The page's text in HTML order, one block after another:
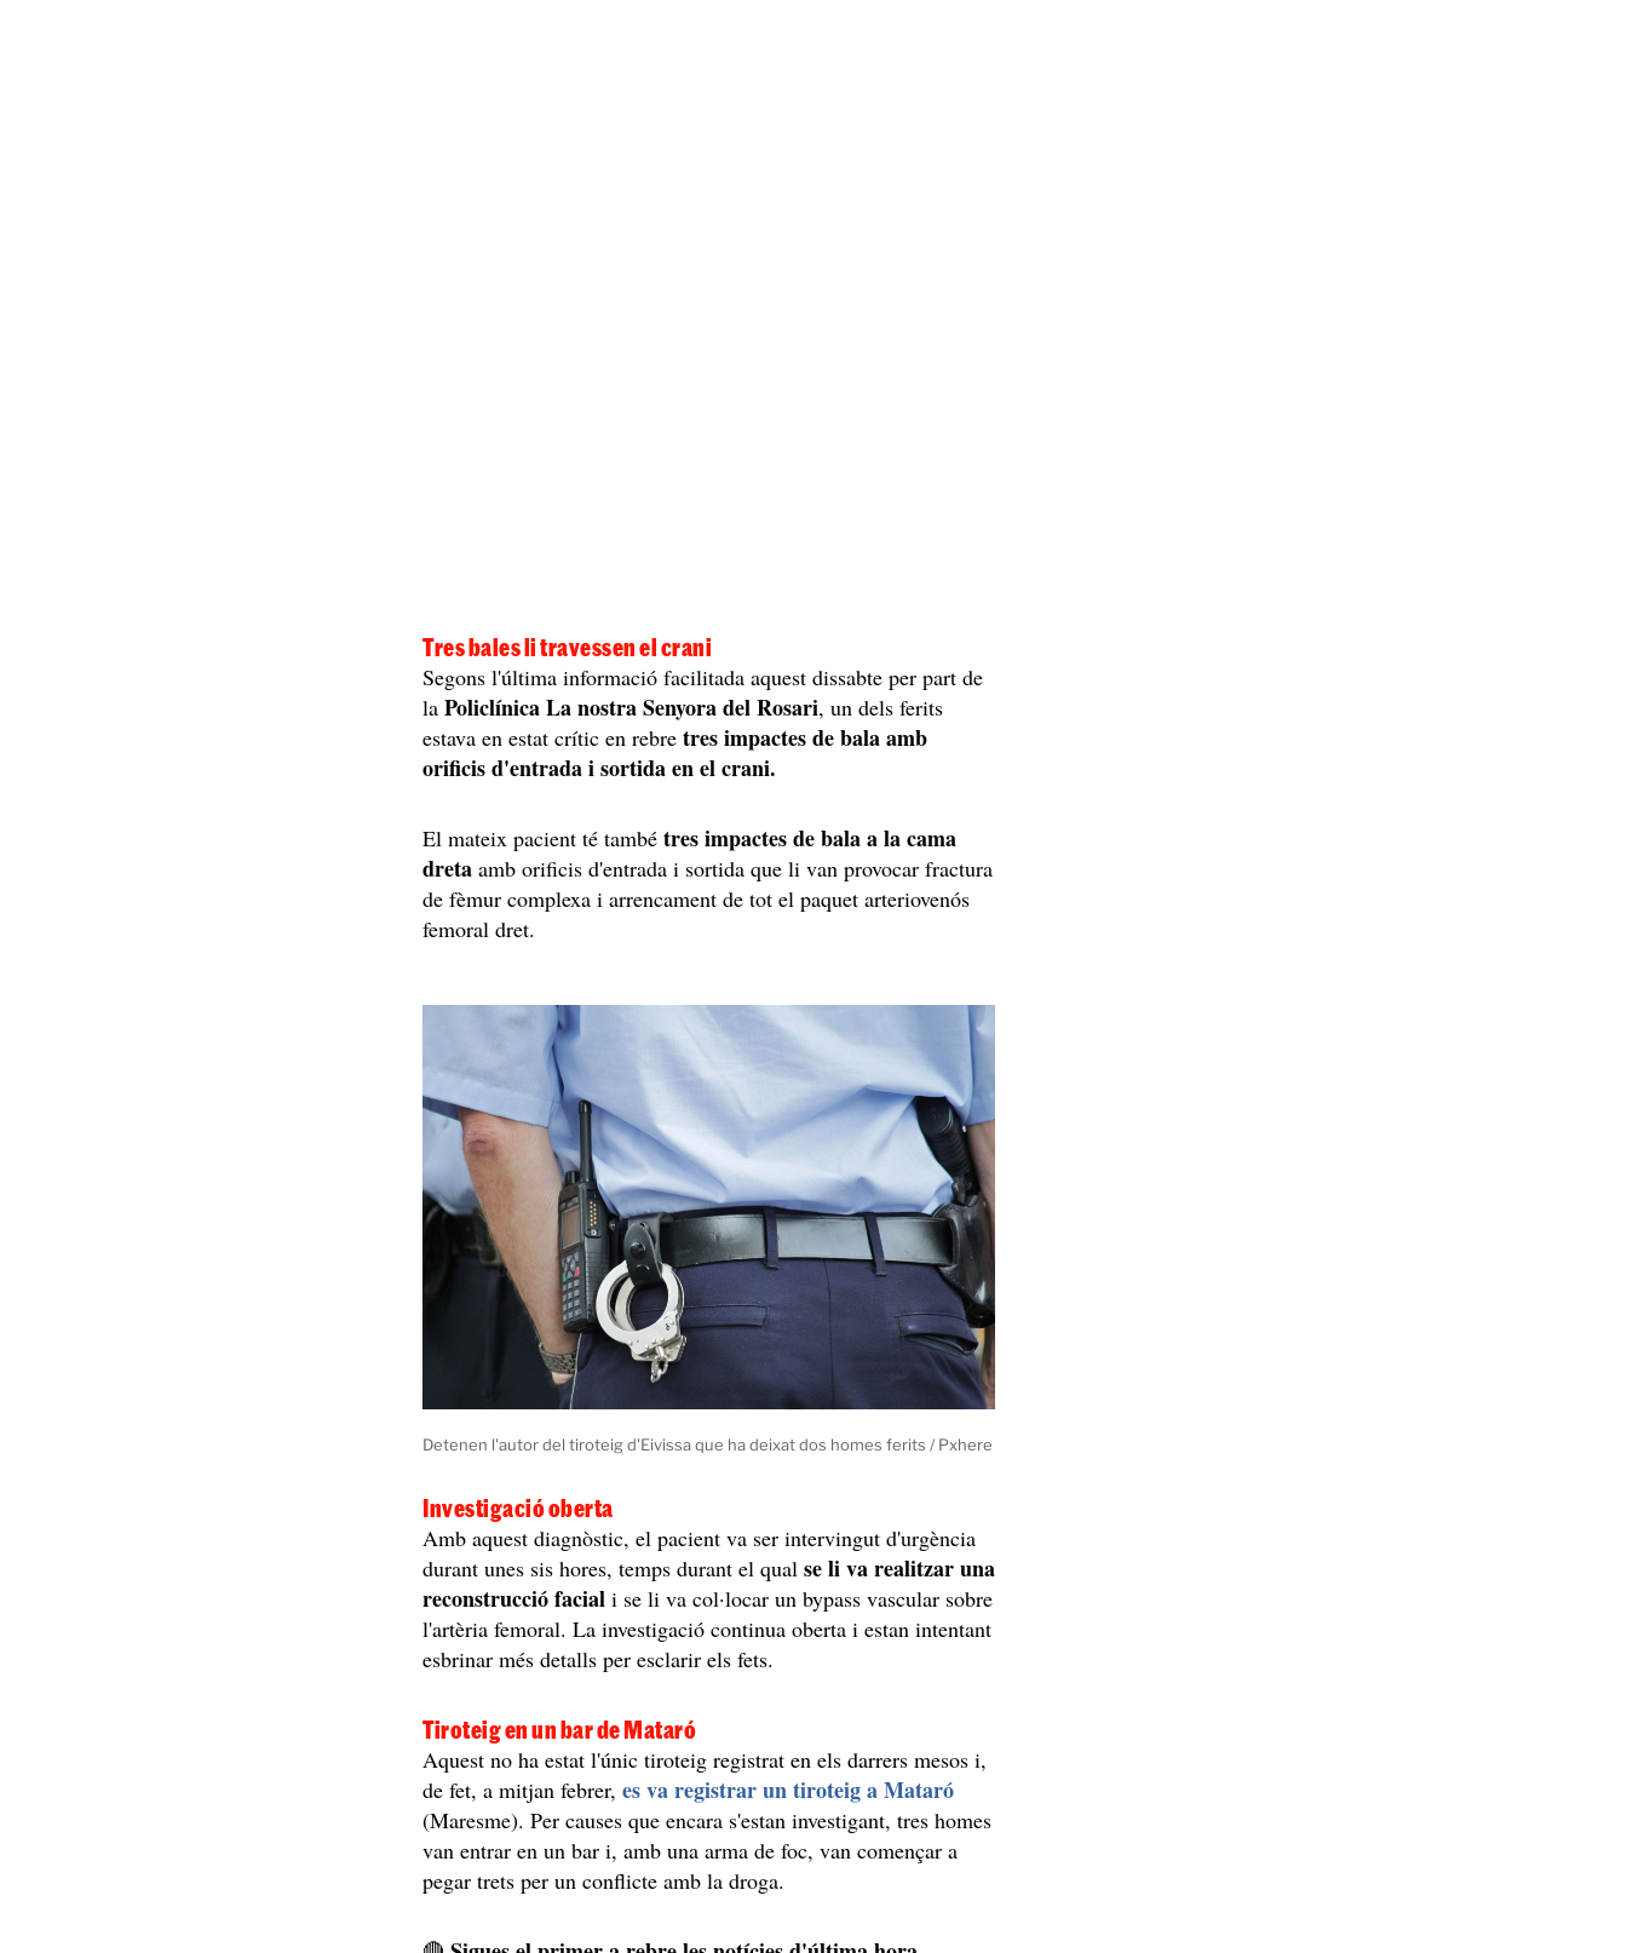
Tres bales li travessen el crani
Segons l'última informació facilitada aquest dissabte per part de
laPoliclínica La nostra Senyora del Rosari, un dels ferits
estava en estat crític en rebretres impactes de bala amb
orificis d'entrada i sortida en el crani.
El mateix pacient té també tres impactes de bala a la cama
dretaamb orificis d'entrada i sortida que li van provocar fractura
de fèmur complexa i arrencament de tot el paquet arteriovenós
femoral dret.
Detenen l'autor del tiroteig d'Eivissa que ha deixat dos homes ferits / Pxhere
Investigació oberta
Amb aquest diagnòstic, el pacient va ser intervingut d'urgència
durant unes sis hores, temps durant el qualse li va realitzar una
reconstrucció facial i se li va col·locar un bypass vascular sobre
l'artèria femoral. La investigació continua oberta i estan intentant
esbrinar més detalls per esclarir els fets.
Tiroteig en un bar de Mataró
Aquest no ha estat l'únic tiroteig registrat en els darrers mesos i,
de fet, a mitjan febrer, es va registrar un tiroteig a Mataró
(Maresme). Per causes que encara s'estan investigant, tres homes
van entrar en un bar i, amb una arma de foc, van començar a
pegar trets per un conflicte amb la droga.